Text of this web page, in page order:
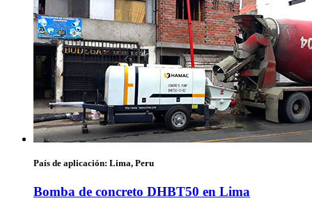
País de aplicación: Lima, Peru
Bomba de concreto DHBT50 en Lima